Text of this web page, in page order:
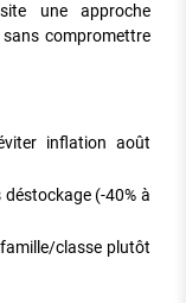
une approche
compromettre
inflation août
(-40% à
classe plutôt